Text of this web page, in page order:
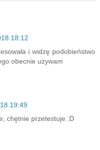
18:12
i widzę podobieństwo
obecnie używam
19:49
chętnie przetestuje :D